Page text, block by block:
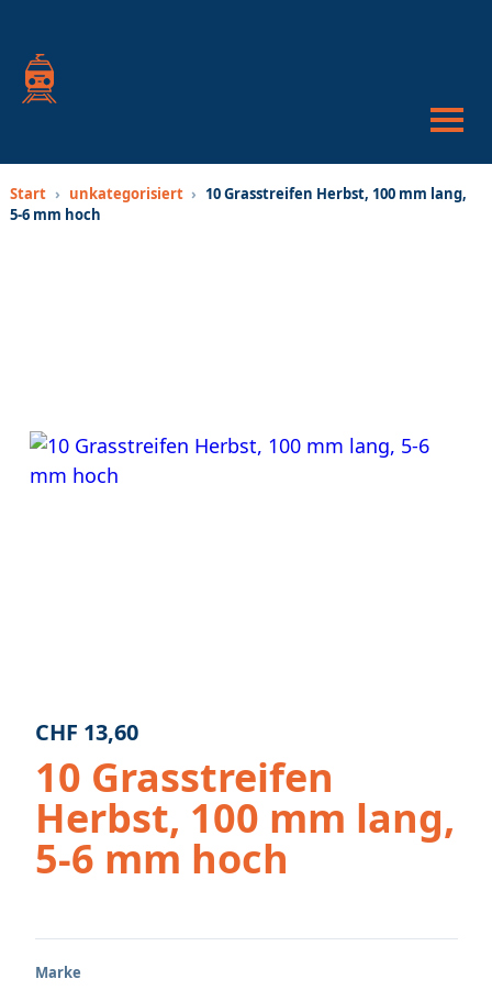
oder
Start › unkategorisiert › 10 Grasstreifen Herbst, 100 mm lang,
5-6 mm hoch
CHF 13,60
10 Grasstreifen
Herbst, 100 mm lang,
5-6 mm hoch
Marke